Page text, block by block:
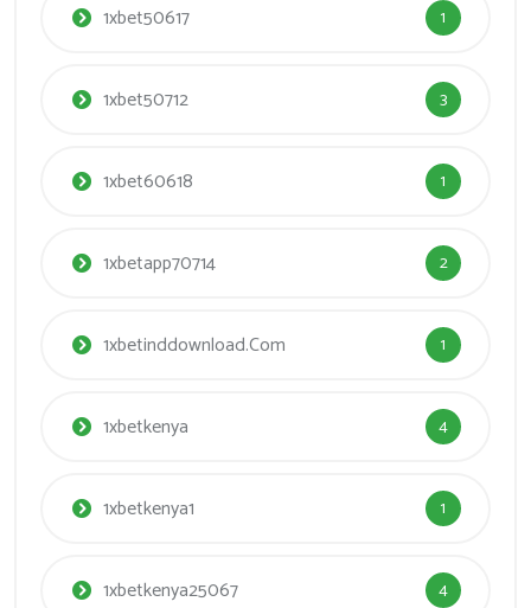
1xbet50617 1
1xbet50712 3
1xbet60618 1
1xbetapp70714 2
1xbetinddownload.com 1
1xbetkenya 4
1xbetkenya1 1
1xbetkenya25067 4